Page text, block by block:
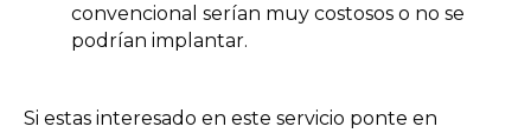
convencional serían muy costosos o no se
podrían implantar.
Si estas interesado en este servicio ponte en